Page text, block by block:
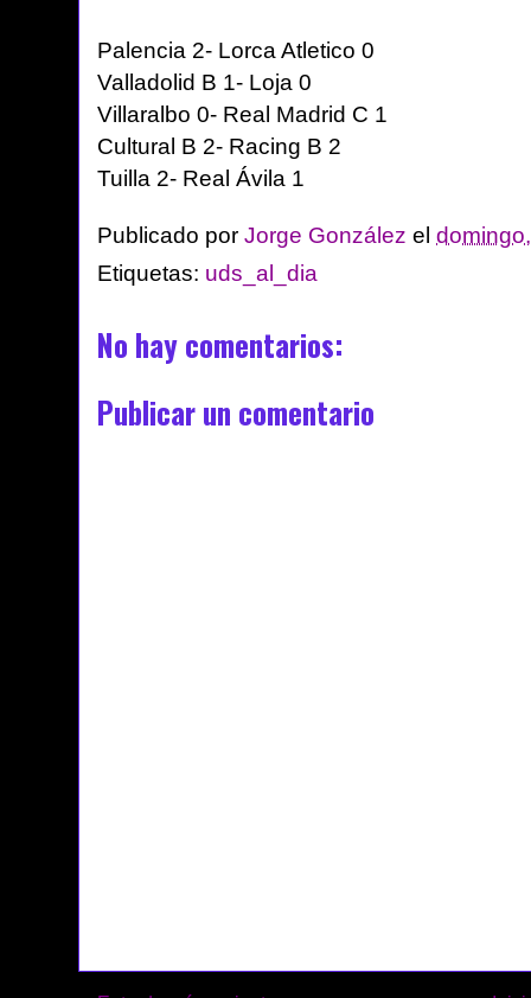
Palencia 2- Lorca Atletico 0
Valladolid B 1- Loja 0
Villaralbo 0- Real Madrid C 1
Cultural B 2- Racing B 2
Tuilla 2- Real Ávila 1
Publicado por Jorge González el
Etiquetas: uds_al_dia
No hay comentarios:
Publicar un comentario